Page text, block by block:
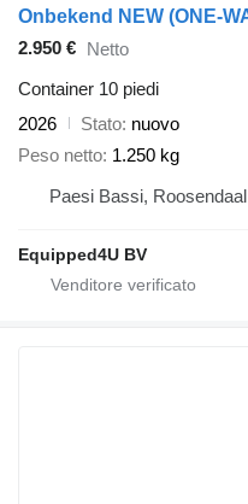
2.950 € Netto
Container 10 piedi
2026
Stato nuovo
Peso netto 1.250 kg
Paesi Bassi, Roosendaal
Equipped4U BV